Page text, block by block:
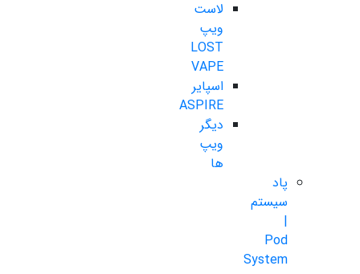
لاست
ویپ
LOST
VAPE
اسپایر
ASPIRE
دیگر
ویپ
ها
پاد
سیستم
|
Pod
System